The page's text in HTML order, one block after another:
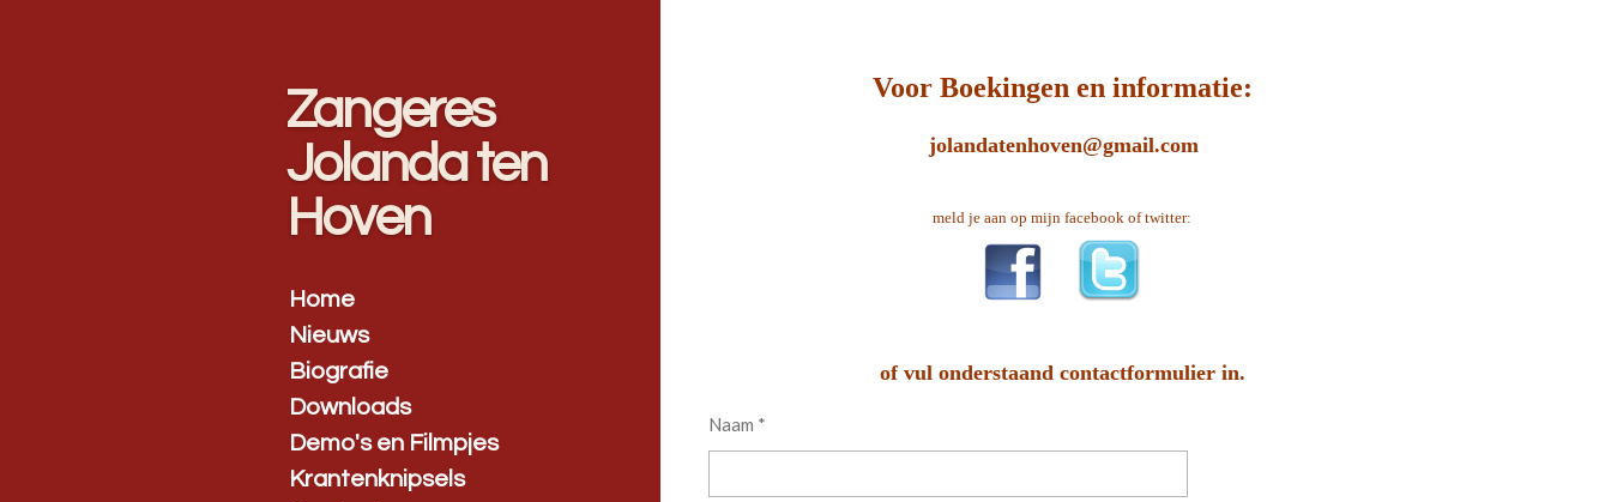
Voor Boekingen en informatie:
jolandatenhoven@gmail.com
meld je aan op mijn facebook of twitter:
of vul onderstaand contactformulier in.
Naam *
Zangeres
Jolanda ten
Hoven
Home
Nieuws
Biografie
Downloads
Demo's en Filmpjes
Krantenknipsels